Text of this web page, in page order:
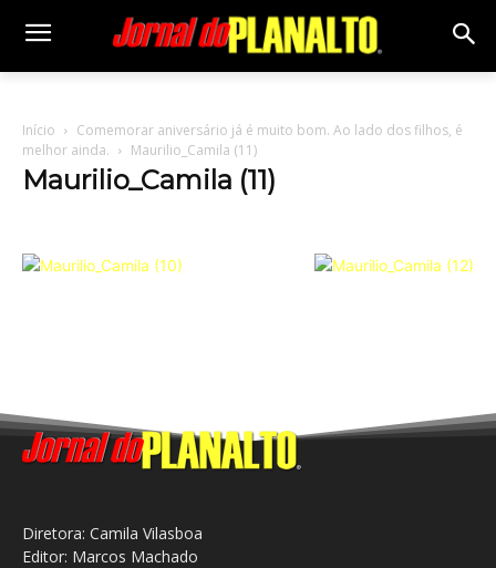
Início
Comemorar aniversário já é muito bom. Ao lado dos filhos, é
melhor ainda.
Maurilio_Camila (11)
Maurilio_Camila (11)
Diretora: Camila Vilasboa
Editor: Marcos Machado